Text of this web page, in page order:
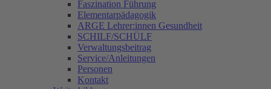
Faszination Führung
Elementarpädagogik
ARGE Lehrer:innen Gesundheit
SCHILF/SCHÜLF
Verwaltungsbeitrag
Service/Anleitungen
Personen
Kontakt